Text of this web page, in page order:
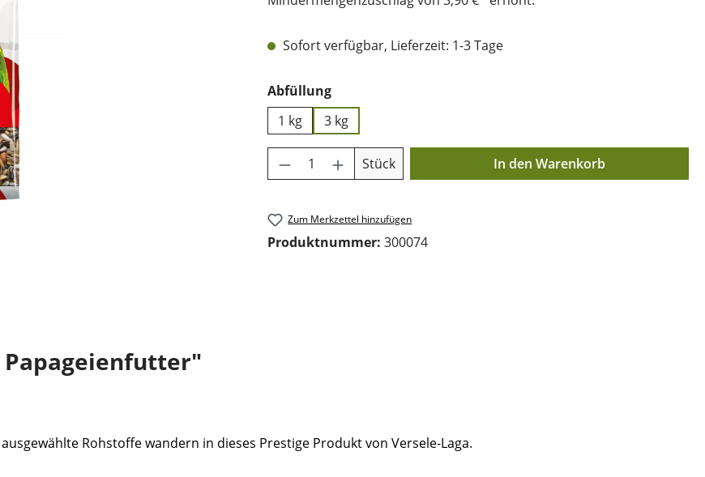
Sofort verfügbar, Lieferzeit: 1-3 Tage
Abfüllungauswählen
1 kg
3 kg
Produkt Anzahl: Gib den gewünschten Wert
Stück In den Warenkorb
Zum Merkzettel hinzufügen
Produktnummer: 300074
Rohstoffe wandern in dieses Prestige Produkt von Versele-Laga.